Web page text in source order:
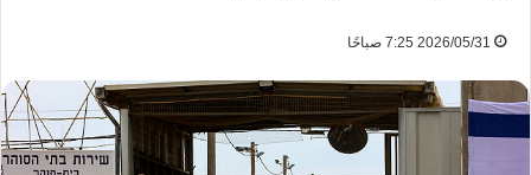
2026/05/31 7:25 صباحًا